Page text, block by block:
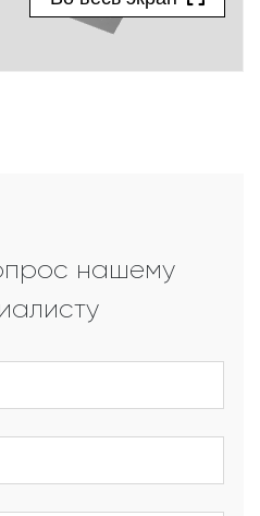
нашему